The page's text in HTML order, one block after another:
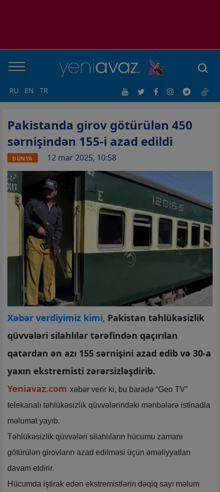
RU EN TR
Pakistanda girov götürülən 450
sərnişindən 155-i azad edildi
DÜNYA 12 mar 2025, 10:58
Xəbər verdiyimiz kimi, Pakistan təhlükəsizlik
qüvvələri silahlılar tərəfindən qaçırılan
qatardan ən azı 155 sərnişini azad edib və 30-a
yaxın ekstremisti zərərsizləşdirib.
Yeniavaz.com xəbər verir ki, bu barədə “Geo TV”
telekanalı təhlükəsizlik qüvvələrindəki mənbələrə istinadla
məlumat yayıb.
Təhlükəsizlik qüvvələri silahlıların hücumu zamanı
götürülən girovların azad edilməsi üçün əməliyyatları
davam etdirir.
Hücumda iştirak edən ekstremistlərin dəqiq sayı məlum